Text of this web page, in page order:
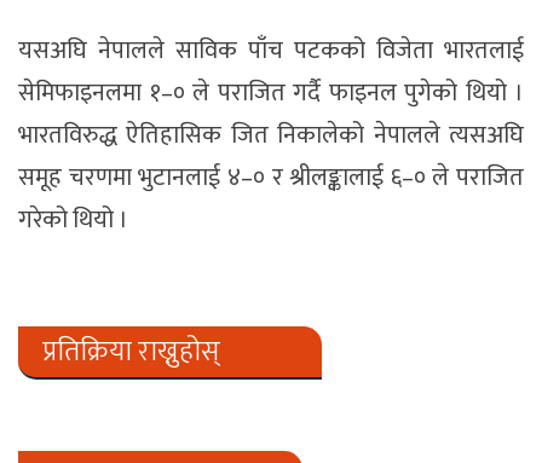
यसअघि नेपालले साविक पाँच पटकको विजेता भारतलाई
सेमिफाइनलमा १–० ले पराजित गर्दै फाइनल पुगेको थियो ।
भारतविरुद्ध ऐतिहासिक जित निकालेको नेपालले त्यसअघि
समूह चरणमा भुटानलाई ४–० र श्रीलङ्कालाई ६–० ले पराजित
गरेको थियो ।
प्रतिक्रिया राख्नुहोस्